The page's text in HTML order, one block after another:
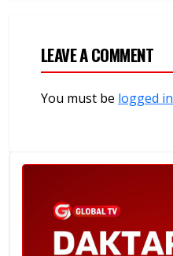
LEAVE A COMMENT
You must be logged in